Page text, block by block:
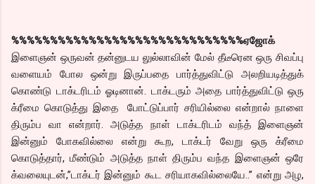
%%%%%%%%%%%%%%%%%%%%%%%%%%%%%%ஏஜோக்
இளைஞன் ஒருவன் தன்னுடய லுல்லாவின் மேல் தீடீரென ஒரு சிவப்பு
வளையம் போல ஒன்று இருப்பதை பார்த்துவிட்டு அலறியடித்துக்
கொண்டு டாக்டரிடம் ஓடினான். டாக்டரும் அதை பார்த்துவிட்டு ஒரு
க்ரீமை கொடுத்து இதை போட்டுப்பார் சரியில்லை என்றால் நாளை
திரும்ப வா என்றார். அடுத்த நாள் டாக்டரிடம் வந்த் இளைஞன்
இன்னும் போகவில்லை என்று கூற, டாக்டர் வேறு ஒரு க்ரீமை
கொடுத்தார், மீண்டும் அடுத்த நாள் திரும்ப வந்த இளைஞன் ஒரே
க்வலையுடன்,”டாக்டர் இன்னும் கூட சரியாகவில்லையே..” என்று அழ,